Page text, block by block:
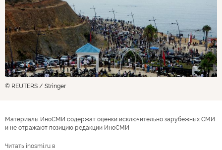
© REUTERS / Stringer
Материалы ИноСМИ содержат оценки исключительно зарубежных СМИ
и не отражают позицию редакции ИноСМИ
Читать inosmi.ru в